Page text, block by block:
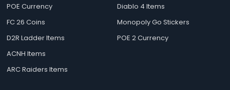
POE Currency
FC 26 Coins
D2R Ladder Items
ACNH Items
ARC Raiders Items
Diablo 4 Items
Monopoly Go Stickers
POE 2 Currency